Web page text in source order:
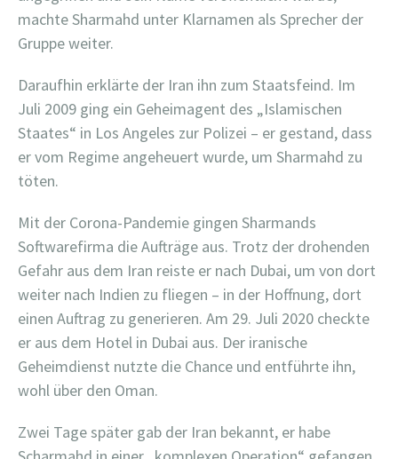
machte Sharmahd unter Klarnamen als Sprecher der
Gruppe weiter.
Daraufhin erklärte der Iran ihn zum Staatsfeind. Im
Juli 2009 ging ein Geheimagent des „Islamischen
Staates“ in Los Angeles zur Polizei – er gestand, dass
er vom Regime angeheuert wurde, um Sharmahd zu
töten.
Mit der Corona-Pandemie gingen Sharmands
Softwarefirma die Aufträge aus. Trotz der drohenden
Gefahr aus dem Iran reiste er nach Dubai, um von dort
weiter nach Indien zu fliegen – in der Hoffnung, dort
einen Auftrag zu generieren. Am 29. Juli 2020 checkte
er aus dem Hotel in Dubai aus. Der iranische
Geheimdienst nutzte die Chance und entführte ihn,
wohl über den Oman.
Zwei Tage später gab der Iran bekannt, er habe